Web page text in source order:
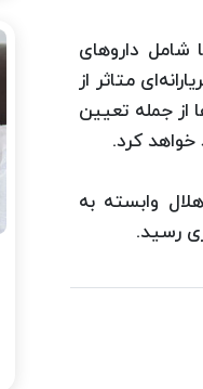
شامل داروهای
متاثر از
از جمله تعیین
خواهد كرد.
وابسته به
رسید.